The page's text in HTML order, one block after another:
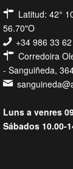
Latitud: 42°
56.70"O
+34 986 33
Corredoira
- Sanguiñeda,
Luns a venres
Sábados 10.00-